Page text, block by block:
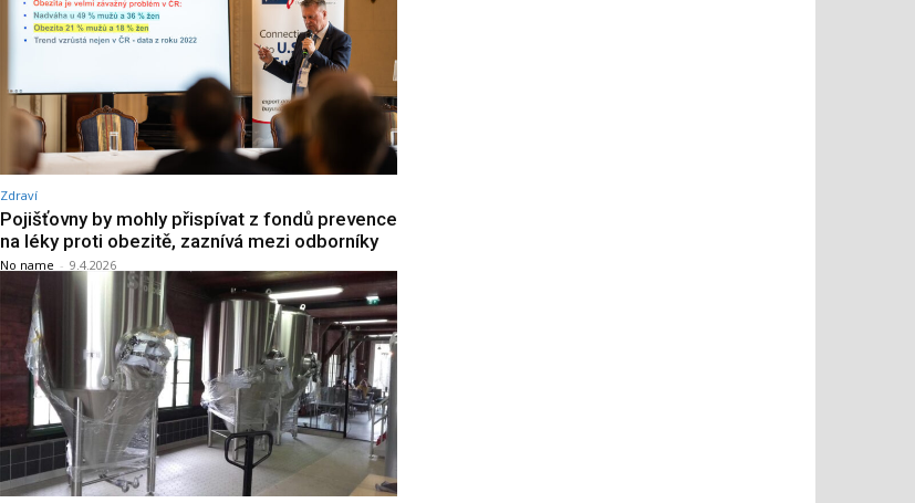
Zdraví
Pojišťovny by mohly přispívat z fondů prevence
na léky proti obezitě, zaznívá mezi odborníky
No name - 9.4.2026